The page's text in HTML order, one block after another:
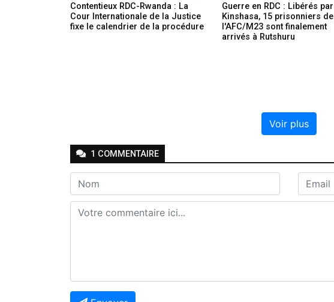
Contentieux RDC-Rwanda : La
Cour Internationale de la Justice
fixe le calendrier de la procédure
Guerre en RDC : Libérés par
Kinshasa, 15 prisonniers de
l'AFC/M23 sont finalement
arrivés à Rutshuru
Voir plus
1 COMMENTAIRE